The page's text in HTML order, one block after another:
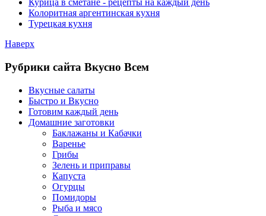
Курица в сметане - рецепты на каждый день
Колоритная аргентинская кухня
Турецкая кухня
Наверх
Рубрики сайта Вкусно Всем
Вкусные салаты
Быстро и Вкусно
Готовим каждый день
Домашние заготовки
Баклажаны и Кабачки
Варенье
Грибы
Зелень и приправы
Капуста
Огурцы
Помидоры
Рыба и мясо